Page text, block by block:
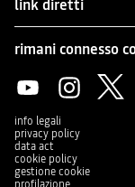
link diretti
rimani connesso
info legali
privacy policy
data act
cookie policy
gestione cookie